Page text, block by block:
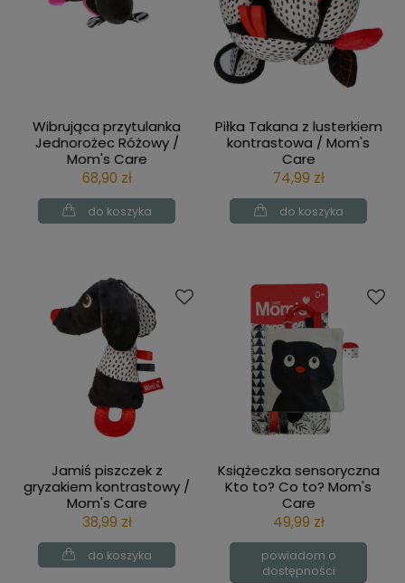
Wibrująca przytulanka
Jednorożec Różowy /
Mom's Care
68,90 zł
do koszyka
Piłka Takana z lusterkiem
kontrastowa / Mom's
Care
74,99 zł
do koszyka
Jamiś piszczek z
gryzakiem kontrastowy /
Mom's Care
38,99 zł
do koszyka
Książeczka sensoryczna
Kto to? Co to? Mom's
Care
49,99 zł
powiadom o
dostępności